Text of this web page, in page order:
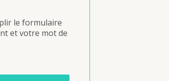
le formulaire
et votre mot de